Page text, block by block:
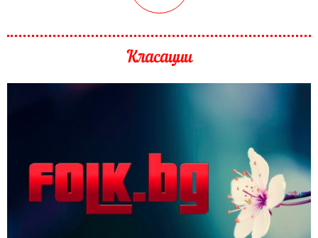
Класации